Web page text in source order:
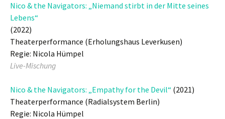
Nico & the Navigators: „Niemand stirbt in der Mitte seines
Lebens“
(2022)
Theaterperformance (Erholungshaus Leverkusen)
Regie: Nicola Hümpel
Live-Mischung
Nico & the Navigators: „Empathy for the Devil“ (2021)
Theaterperformance (Radialsystem Berlin)
Regie: Nicola Hümpel